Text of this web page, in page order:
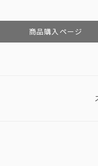
商品購入ページ